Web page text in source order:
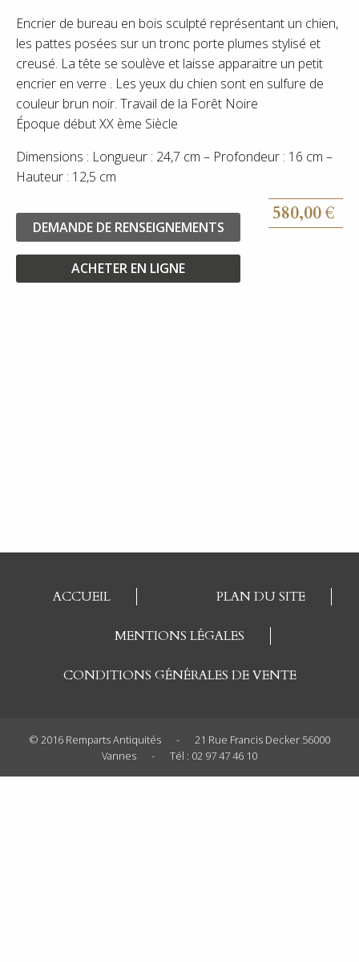
Encrier de bureau en bois sculpté représentant un chien,
les pattes posées sur un tronc porte plumes stylisé et
creusé. La tête se soulève et laisse apparaitre un petit
encrier en verre . Les yeux du chien sont en sulfure de
couleur brun noir. Travail de la Forêt Noire
Époque début XX ème Siècle
Dimensions : Longueur : 24,7 cm – Profondeur : 16 cm –
Hauteur : 12,5 cm
DEMANDE DE RENSEIGNEMENTS
580,00€
ACHETER EN LIGNE
ACCUEIL PLAN DU SITE
MENTIONS LÉGALES
CONDITIONS GÉNÉRALES DE VENTE
© 2016 Remparts Antiquités -
21 Rue Francis Decker 56000
Vannes
- Tél : 02 97 47 46 10